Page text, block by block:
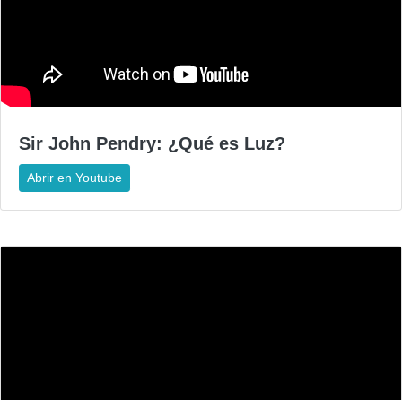
Sir John Pendry: ¿Qué es Luz?
Abrir en Youtube